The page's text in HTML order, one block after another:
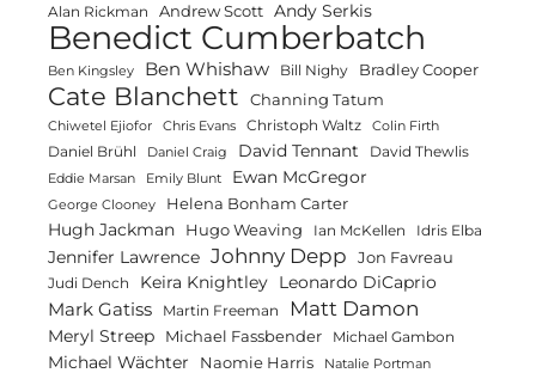
Alan Rickman Andrew Scott Andy Serkis
Benedict Cumberbatch
Ben Kingsley Ben Whishaw Bill Nighy Bradley Cooper
Cate Blanchett Channing Tatum
Chiwetel Ejiofor Chris Evans Christoph Waltz Colin Firth
Daniel Brühl Daniel Craig David Tennant David Thewlis
Eddie Marsan Emily Blunt Ewan McGregor
George Clooney Helena Bonham Carter
Hugh Jackman Hugo Weaving Ian McKellen Idris Elba
Jennifer Lawrence Johnny Depp Jon Favreau
Judi Dench Keira Knightley Leonardo DiCaprio
Mark Gatiss Martin Freeman Matt Damon
Meryl Streep Michael Fassbender Michael Gambon
Michael Wächter Naomie Harris Natalie Portman